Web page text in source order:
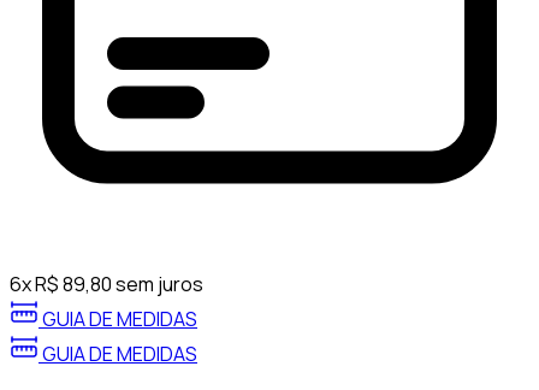
6xR$89,80sem juros
GUIA DE MEDIDAS
GUIA DE MEDIDAS